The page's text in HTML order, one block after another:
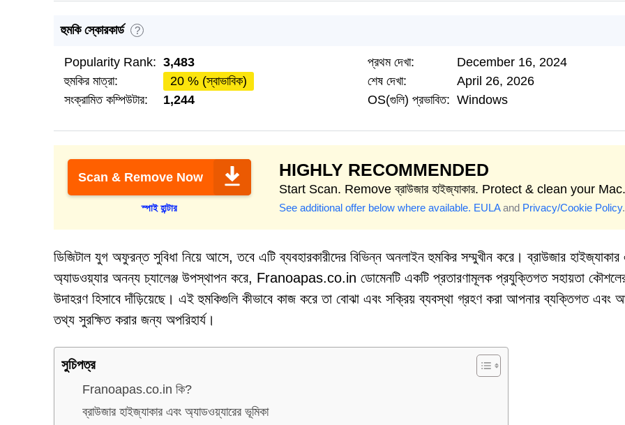
হুমকি স্কোরকার্ড ?
Popularity Rank: 3,483
হুমকির মাত্রা:
20 % (স্বাভাবিক)
সংক্রামিত কম্পিউটার:
1,244
প্রথম দেখা:
December 16, 2024
শেষ দেখা:
April 26, 2026
OS(গুলি) প্রভাবিত: Windows
Scan & Remove Now
স্পাই হান্টার
HIGHLY RECOMMENDED
Start Scan. Remove ব্রাউজার হাইজ্যাকার. Protect & clean your Mac.
See additional offer below where available. EULAand Privacy/Cookie Policy.
ডিজিটাল যুগ অফুরন্ত সুবিধা নিয়ে আসে, তবে এটি ব্যবহারকারীদের বিভিন্ন অনলাইন হুমকির সম্মুখীন করে। ব্রাউজার হাইজ্যাকার
অ্যাডওয়্যার অনন্য চ্যালেঞ্জ উপস্থাপন করে, Franoapas.co.in ডোমেনটি একটি প্রতারণামূলক প্রযুক্তিগত সহায়তা
উদাহরণ হিসাবে দাঁড়িয়েছে। এই হুমকিগুলি কীভাবে কাজ করে তা বোঝা এবং সক্রিয় ব্যবস্থা গ্রহণ করা আপনার ব্যক্তিগত এবং
তথ্য সুরক্ষিত করার জন্য অপরিহার্য।
সুচিপত্র
Franoapas.co.in কি?
ব্রাউজার হাইজ্যাকার এবং অ্যাডওয়্যারের ভূমিকা